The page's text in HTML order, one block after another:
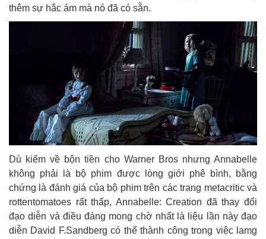
thêm sự hắc ám mà nó đã có sẵn.
Dù kiếm về bộn tiền cho Warner Bros nhưng Annabelle
không phải là bộ phim được lòng giới phê bình, bằng
chứng là đánh giá của bộ phim trên các trang metacritic và
rottentomatoes rất thấp, Annabelle: Creation đã thay đổi
đạo diễn và điều đáng mong chờ nhất là liệu lần này đạo
diễn David F.Sandberg có thể thành công trong việc lamg